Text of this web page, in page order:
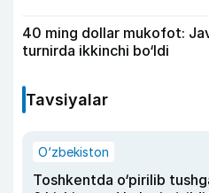
40 ming dollar mukofot:
turnirda ikkinchi bo‘ldi
Tavsiyalar
O‘zbekiston
Toshkentda o‘pirilib